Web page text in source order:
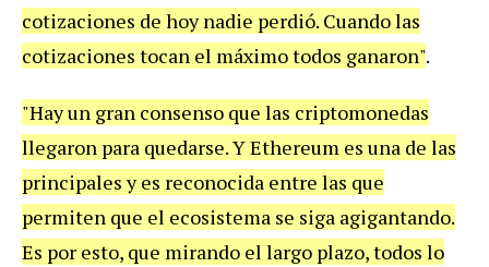
cotizaciones de hoy nadie perdió. Cuando las
cotizaciones tocan el máximo todos ganaron".
"Hay un gran consenso que las criptomonedas
llegaron para quedarse. Y Ethereum es una de las
principales y es reconocida entre las que
permiten que el ecosistema se siga agigantando.
Es por esto, que mirando el largo plazo, todos lo